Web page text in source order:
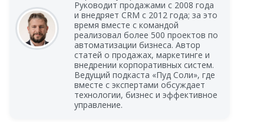
Руководит продажами с 2008 года
и внедряет CRM с 2012 года; за это
время вместе с командой
реализовал более 500 проектов по
автоматизации бизнеса. Автор
статей о продажах, маркетинге и
внедрении корпоративных систем.
Ведущий подкаста «Пуд Соли», где
вместе с экспертами обсуждает
технологии, бизнес и эффективное
управление.